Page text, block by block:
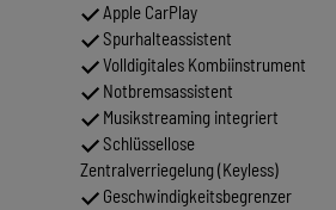
Apple CarPlay
Spurhalteassistent
Volldigitales Kombiinstrument
Notbremsassistent
Musikstreaming integriert
Schlüssellose
Zentralverriegelung (Keyless)
Geschwindigkeitsbegrenzer